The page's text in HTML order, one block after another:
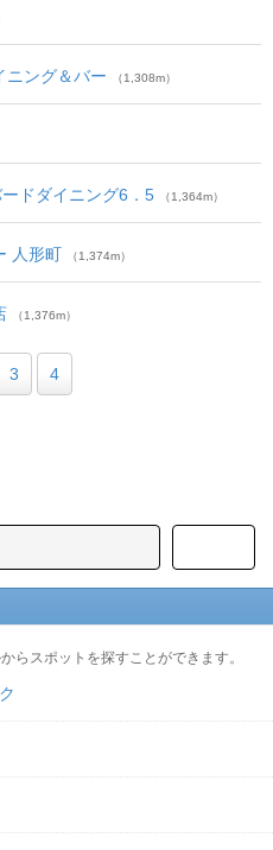
ニング＆バー （1,308m）
ドダイニング6．5 （1,364m）
人形町 （1,374m）
（1,376m）
3 4
らスポットを探すことができます。